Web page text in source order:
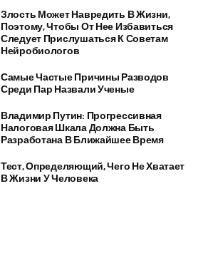
Злость Может Навредить В Жизни,
Поэтому, Чтобы От Нее Избавиться
Следует Прислушаться К Советам
Нейробиологов
Самые Частые Причины Разводов
Среди Пар Назвали Ученые
Владимир Путин: Прогрессивная
Налоговая Шкала Должна Быть
Разработана В Ближайшее Время
Тест, Определяющий, Чего Не Хватает
В Жизни У Человека